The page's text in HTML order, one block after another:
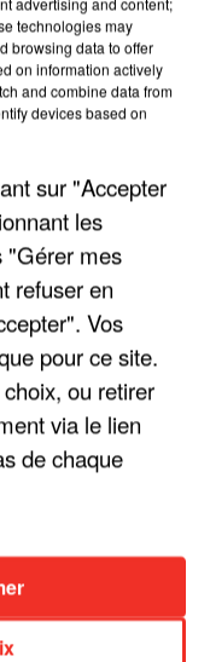
DES
PARENTS
technologies may
browsing data to offer
on information actively
and combine data from
devices based on
sur "Accepter
les
"Gérer mes
refuser en
Vos
pour ce site.
ou retirer
via le lien
de chaque